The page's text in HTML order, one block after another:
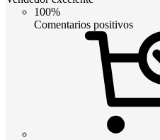
100%
Comentarios positivos